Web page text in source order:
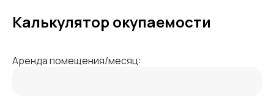
Калькулятор окупаемости
Аренда помещения/месяц: